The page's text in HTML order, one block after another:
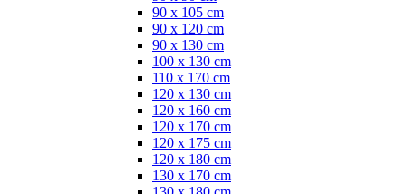
90 x 105 cm
90 x 120 cm
90 x 130 cm
100 x 130 cm
110 x 170 cm
120 x 130 cm
120 x 160 cm
120 x 170 cm
120 x 175 cm
120 x 180 cm
130 x 170 cm